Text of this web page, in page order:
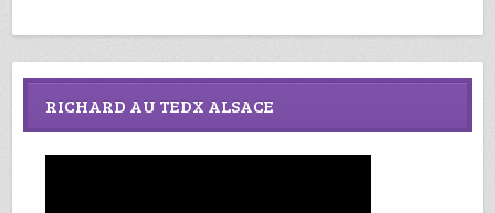
RICHARD AU TEDX ALSACE